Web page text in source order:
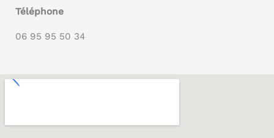
Téléphone
06 95 95 50 34